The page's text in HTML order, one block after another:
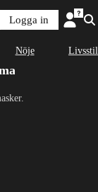
Logga in
Nöje Livsstil